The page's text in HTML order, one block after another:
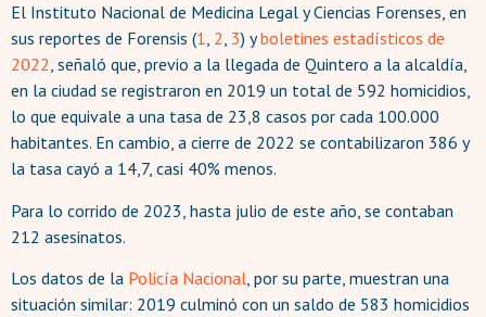
El Instituto Nacional de Medicina Legal y Ciencias Forenses, en
sus reportes de Forensis (1, 2, 3) yboletines estadísticos de
2022, señaló que, previo a la llegada de Quintero a la alcaldía,
en la ciudad se registraron en 2019 un total de 592 homicidios,
lo que equivale a una tasa de 23,8 casos por cada 100.000
habitantes. En cambio, a cierre de 2022 se contabilizaron 386 y
la tasa cayó a 14,7, casi 40% menos.
Para lo corrido de 2023, hasta julio de este año, se contaban
212 asesinatos.
Los datos de la Policía Nacional , por su parte, muestran una
situación similar: 2019 culminó con un saldo de 583 homicidios